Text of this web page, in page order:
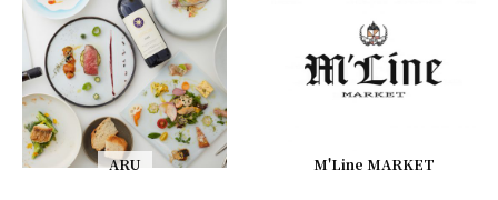
ARU M'Line MARKET